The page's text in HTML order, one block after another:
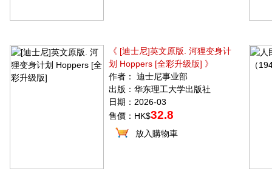
《 [迪士尼]英文原版. 河狸变身计
划 Hoppers [全彩升级版] 》
作者： 迪士尼事业部
出版：华东理工大学出版社
日期：2026-03
售價：HK$32.8
放入購物車